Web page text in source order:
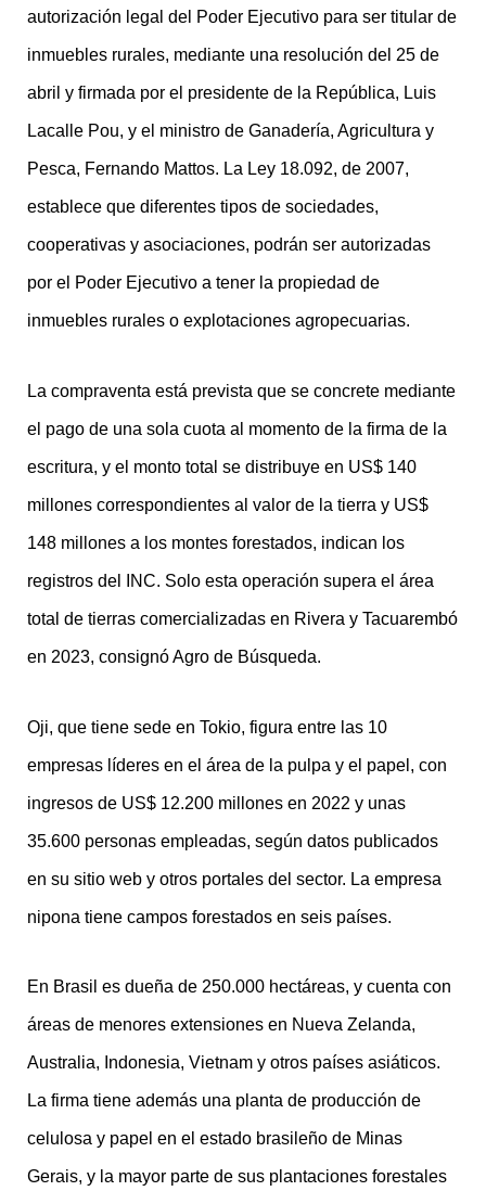
autorización legal del Poder Ejecutivo para ser titular de
inmuebles rurales, mediante una resolución del 25 de
abril y firmada por el presidente de la República, Luis
Lacalle Pou, y el ministro de Ganadería, Agricultura y
Pesca, Fernando Mattos. La Ley 18.092, de 2007,
establece que diferentes tipos de sociedades,
cooperativas y asociaciones, podrán ser autorizadas
por el Poder Ejecutivo a tener la propiedad de
inmuebles rurales o explotaciones agropecuarias.
La compraventa está prevista que se concrete mediante
el pago de una sola cuota al momento de la firma de la
escritura, y el monto total se distribuye en US$ 140
millones correspondientes al valor de la tierra y US$
148 millones a los montes forestados, indican los
registros del INC. Solo esta operación supera el área
total de tierras comercializadas en Rivera y Tacuarembó
en 2023, consignó Agro de Búsqueda.
Oji, que tiene sede en Tokio, figura entre las 10
empresas líderes en el área de la pulpa y el papel, con
ingresos de US$ 12.200 millones en 2022 y unas
35.600 personas empleadas, según datos publicados
en su sitio web y otros portales del sector. La empresa
nipona tiene campos forestados en seis países.
En Brasil es dueña de 250.000 hectáreas, y cuenta con
áreas de menores extensiones en Nueva Zelanda,
Australia, Indonesia, Vietnam y otros países asiáticos.
La firma tiene además una planta de producción de
celulosa y papel en el estado brasileño de Minas
Gerais, y la mayor parte de sus plantaciones forestales